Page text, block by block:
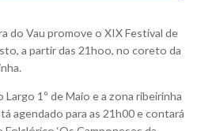
do Vau promove o XIX Festival de
a partir das 21hoo, no coreto da
1º de Maio e a zona ribeirinha
agendado para as 21h00 e contará